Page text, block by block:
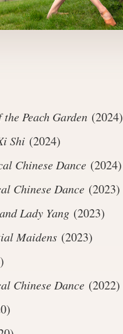
Peach Garden(2024)
Shi(2024)
Chinese Dance(2024)
Chinese Dance(2023)
Lady Yang(2023)
Maidens(2023)
Chinese Dance(2022)